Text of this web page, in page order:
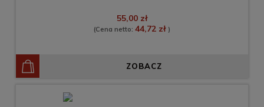
55,00 zł
(Cena netto: 44,72 zł )
ZOBACZ